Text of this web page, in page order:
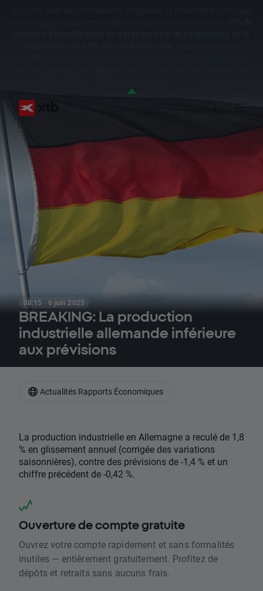
08:15 · 6 juin 2025
BREAKING: La production
industrielle allemande inférieure
aux prévisions
La production industrielle en Allemagne a reculé de 1,8
% en glissement annuel (corrigée des variations
saisonnières), contre des prévisions de -1,4 % et un
chiffre précédent de -0,42 %.
Ouverture de compte gratuite
Ouvrez votre compte rapidement et sans formalités
inutiles — entièrement gratuitement. Profitez de
dépôts et retraits sans aucuns frais.
Actualités Rapports Économiques